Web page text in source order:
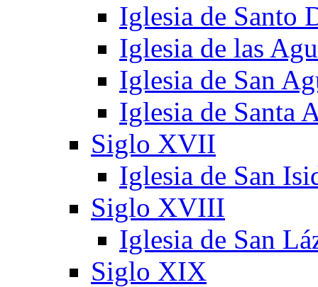
Iglesia de Santo
Iglesia de las
Iglesia de San
Iglesia de Santa
Siglo XVII
Iglesia de San
Siglo XVIII
Iglesia de San
Siglo XIX